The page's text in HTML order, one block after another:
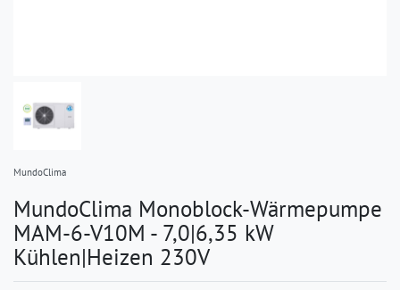
MundoClima
MundoClima Monoblock-Wärmepumpe
MAM-6-V10M - 7,0|6,35 kW
Kühlen|Heizen 230V